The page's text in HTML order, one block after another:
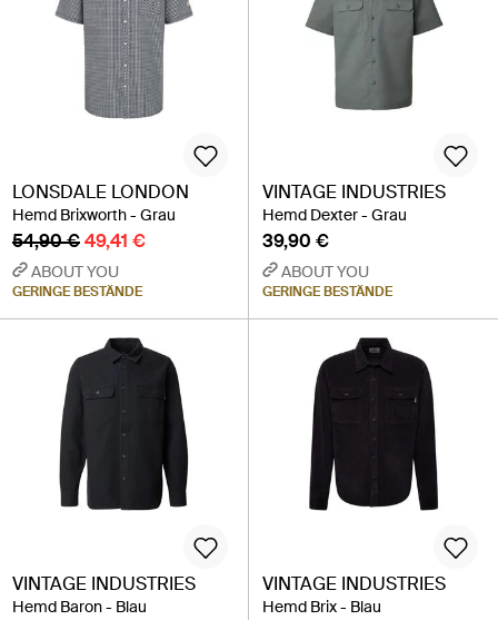
LONSDALE LONDON
Hemd Brixworth - Grau
54,90 €49,41 €
ABOUT YOU
GERINGE BESTÄNDE
VINTAGE INDUSTRIES
Hemd Dexter - Grau
39,90 €
ABOUT YOU
GERINGE BESTÄNDE
VINTAGE INDUSTRIES
Hemd Baron - Blau
VINTAGE INDUSTRIES
Hemd Brix - Blau